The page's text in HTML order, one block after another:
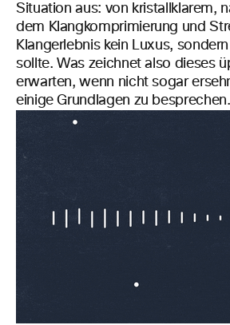
Situation aus: von kristallklarem,
dem Klangkomprimierung und
Klangerlebnis kein Luxus,
sollte. Was zeichnet also dieses
erwarten, wenn nicht sogar
einige Grundlagen zu besprechen.